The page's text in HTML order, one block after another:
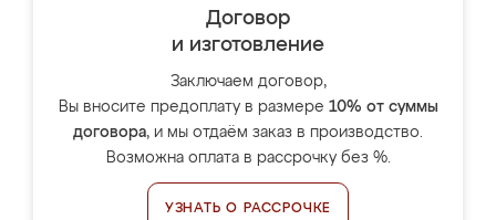
Договор
и изготовление
Заключаем договор,
Вы вносите предоплату в размере 10% от суммы
договора, и мы отдаём заказ в производство.
Возможна оплата в рассрочку без %.
УЗНАТЬ О РАССРОЧКЕ